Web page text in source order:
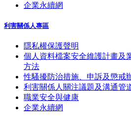
企業永續網
利害關係人專區
隱私權保護聲明
個人資料檔案安全維護計畫及
方法
性騷擾防治措施、申訴及懲戒
利害關係人關注議題及溝通管
職業安全與健康
企業永續網